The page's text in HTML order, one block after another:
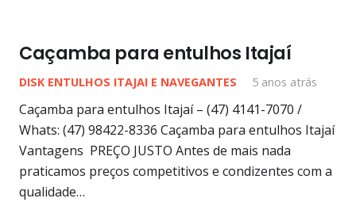
Caçamba para entulhos Itajaí
DISK ENTULHOS ITAJAI E NAVEGANTES 5 anos atrás
Caçamba para entulhos Itajaí – (47) 4141-7070 /
Whats: (47) 98422-8336 Caçamba para entulhos Itajaí
Vantagens PREÇO JUSTO Antes de mais nada
praticamos preços competitivos e condizentes com a
qualidade…